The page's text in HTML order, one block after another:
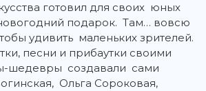
готовил для своих юных
подарок. Там… вовсю
удивить маленьких зрителей.
песни и прибаутки своими
шедевры создавали сами
Ольга Сороковая,